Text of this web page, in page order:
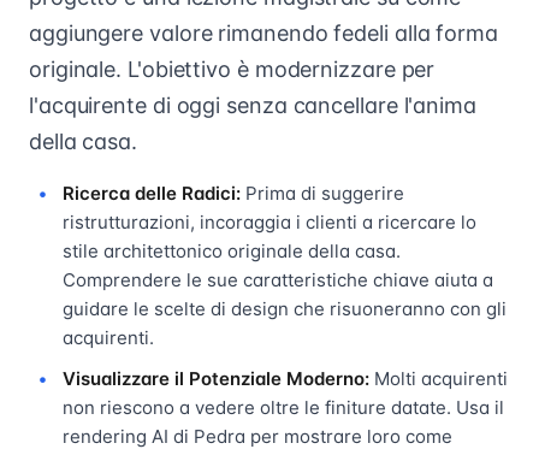
aggiungere valore rimanendo fedeli alla forma
originale. L'obiettivo è modernizzare per
l'acquirente di oggi senza cancellare l'anima
della casa.
Ricerca delle Radici: Prima di suggerire
ristrutturazioni, incoraggia i clienti a ricercare lo
stile architettonico originale della casa.
Comprendere le sue caratteristiche chiave aiuta a
guidare le scelte di design che risuoneranno con gli
acquirenti.
Visualizzare il Potenziale Moderno: Molti acquirenti
non riescono a vedere oltre le finiture datate. Usa il
rendering AI di Pedra per mostrare loro come